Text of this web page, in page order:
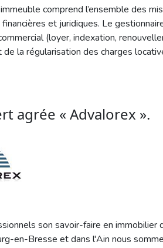
comprend l’ensemble des
et juridiques. Le
(loyer, indexation,
de la régularisation des charges
agrée « Advalorex ».
son savoir-faire en immobilier
en-Bresse et dans l'Ain nous